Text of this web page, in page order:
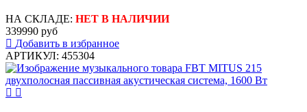
НА СКЛАДЕ: НЕТ В НАЛИЧИИ
339990 руб
Добавить в избранное
АРТИКУЛ: 455304